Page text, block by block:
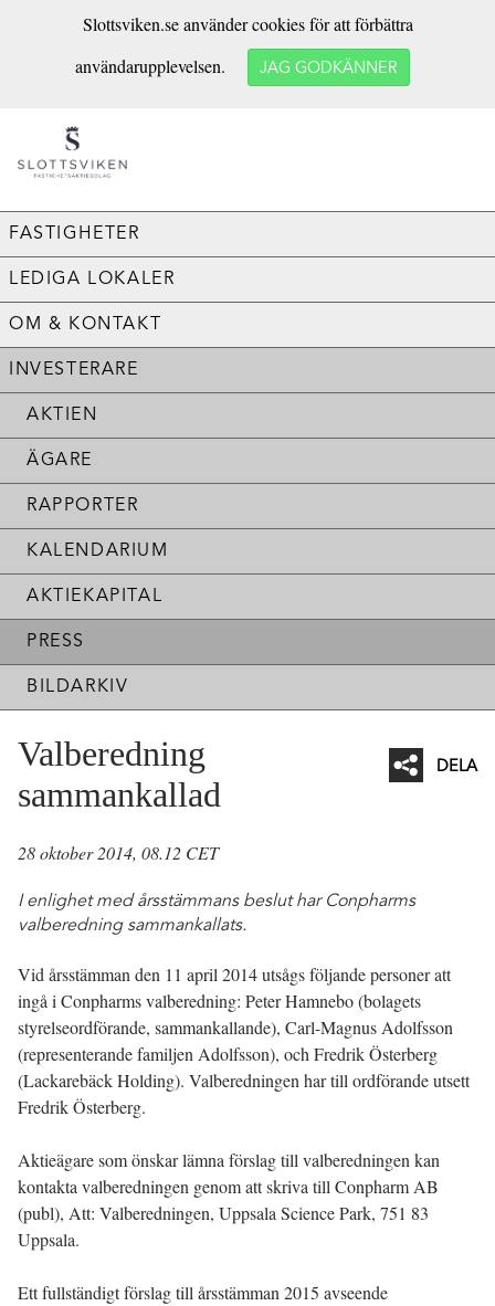
Slottsviken.se använder cookies för att förbättra
användarupplevelsen.
JAG GODKÄNNER
FASTIGHETER
LEDIGA LOKALER
OM & KONTAKT
INVESTERARE
AKTIEN
ÄGARE
RAPPORTER
KALENDARIUM
AKTIEKAPITAL
PRESS
BILDARKIV
DELA
Valberedning
sammankallad
28 oktober 2014, 08.12 CET
I enlighet med årsstämmans beslut har Conpharms
valberedning sammankallats.
Vid årsstämman den 11 april 2014 utsågs följande personer att
ingå i Conpharms valberedning: Peter Hamnebo (bolagets
styrelseordförande, sammankallande), Carl-Magnus Adolfsson
(representerande familjen Adolfsson), och Fredrik Österberg
(Lackarebäck Holding). Valberedningen har till ordförande utsett
Fredrik Österberg.
Aktieägare som önskar lämna förslag till valberedningen kan
kontakta valberedningen genom att skriva till Conpharm AB
(publ), Att: Valberedningen, Uppsala Science Park, 751 83
Uppsala.
Ett fullständigt förslag till årsstämman 2015 avseende